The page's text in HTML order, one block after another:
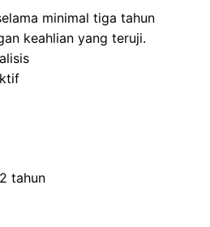
minimal tiga tahun
keahlian yang teruji.
tahun